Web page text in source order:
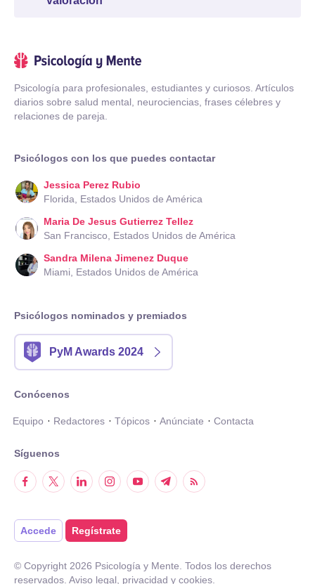
Psicología para profesionales, estudiantes y curiosos. Artículos
diarios sobre salud mental, neurociencias, frases célebres y
relaciones de pareja.
Psicólogos con los que puedes contactar
Jessica Perez Rubio
Florida, Estados Unidos de América
Maria De Jesus Gutierrez Tellez
San Francisco, Estados Unidos de América
Sandra Milena Jimenez Duque
Miami, Estados Unidos de América
Psicólogos nominados y premiados
PyM Awards 2024
Conócenos
Equipo Redactores Tópicos Anúnciate Contacta
Síguenos
Accede Regístrate
© Copyright 2026 Psicología y Mente. Todos los derechos
reservados. Aviso legal privacidad y cookies